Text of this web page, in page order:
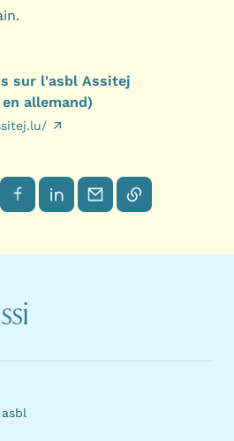
sur l'asbl Assitej
allemand)
Partager sur Facebook
Partager sur LinkedIn
Envoyer par email
Copier le lien